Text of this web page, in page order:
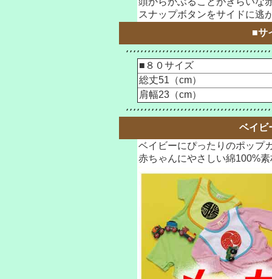
スナップボタンをサイドに逃
■サ
■８０サイズ
総丈51（cm）
肩幅23（cm）
ベイ
ベイビーにぴったりのポップ
赤ちゃんにやさしい綿100%